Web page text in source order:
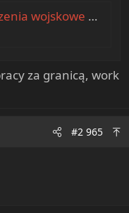
dostaÄ wezwanie [WyjaÅniamy]
za granicą, work
#2 965